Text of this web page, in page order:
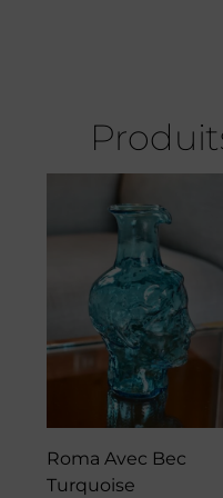
Roma Avec Bec
Turquoise